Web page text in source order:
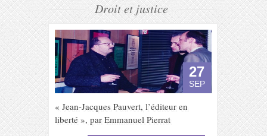
Droit et justice
27
SEP
« Jean-Jacques Pauvert, l’éditeur en
liberté », par Emmanuel Pierrat